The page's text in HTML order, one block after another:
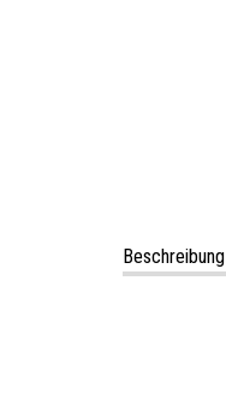
Beschreibung